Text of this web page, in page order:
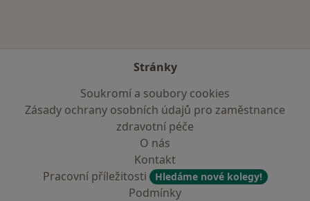
Stránky
Soukromí a soubory cookies
Zásady ochrany osobních údajů pro zaměstnance
zdravotní péče
O nás
Kontakt
Pracovní příležitosti
Hledáme nové kolegy!
Podmínky